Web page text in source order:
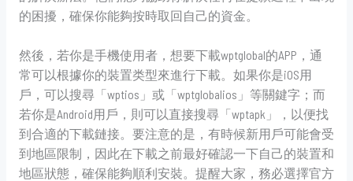
的困擾，確保你能夠按時取回自己的資金。
然後，若你是手機使用者，想要下載wptglobal的APP，通
常可以根據你的裝置类型來進行下載。如果你是iOS用
戶，可以搜尋「wptios」或「wptglobalios」等關鍵字；而
若你是Android用戶，則可以直接搜尋「wptapk」，以便找
到合適的下載鏈接。要注意的是，有時候新用戶可能會受
到地區限制，因此在下載之前最好確認一下自己的裝置和
地區狀態，確保能夠順利安裝。提醒大家，務必選擇官方